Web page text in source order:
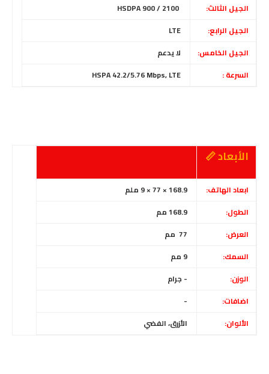
الجيل الثالث:
الجيل الرابع:
LTE
الجيل الخامس:
لا يدعم
السرعة :
الأبعاد 📏
ابعاد الهاتف:
الطول:
العرض:
السمك:
الوزن:
- جرام
اضافات:
-
الألوان:
الأزرق،الفضي